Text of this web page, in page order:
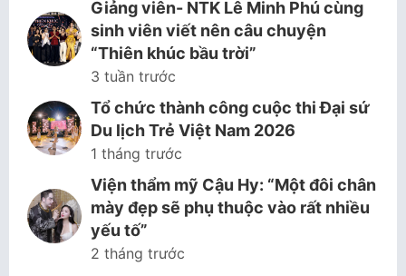
Giảng viên- NTK Lê Minh Phú cùng
sinh viên viết nên câu chuyện
“Thiên khúc bầu trời”
3 tuần trước
Tổ chức thành công cuộc thi Đại sứ
Du lịch Trẻ Việt Nam 2026
1 tháng trước
Viện thẩm mỹ Cậu Hy: “Một đôi chân
mày đẹp sẽ phụ thuộc vào rất nhiều
yếu tố”
2 tháng trước